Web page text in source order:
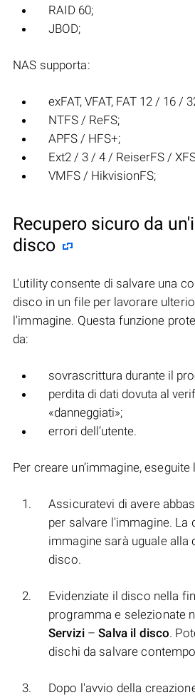
RAID 60;
JBOD;
NAS supporta:
exFAT, VFAT, FAT 12 / 16 /
NTFS / ReFS;
APFS / HFS+;
Ext2 / 3 / 4 / ReiserFS /
VMFS / HikvisionFS;
Recupero sicuro da
disco
L'utility consente di salvare una
disco in un file per lavorare
l'immagine. Questa funzione
da:
sovrascrittura durante il
perdita di dati dovuta al
«danneggiati»;
errori dell’utente.
Per creare un’immagine,
Assicuratevi di avere
per salvare l'immagine. La
immagine sarà uguale alla
disco.
Evidenziate il disco nella
programma e selezionate
Servizi–Salva il disco.
dischi da salvare
Dopo l'avvio della